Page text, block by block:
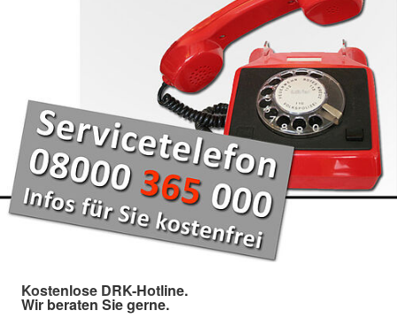
Kostenlose DRK-Hotline.
Wir beraten Sie gerne.